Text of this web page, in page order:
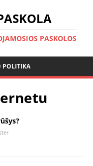
PASKOLOS
POLITIKA